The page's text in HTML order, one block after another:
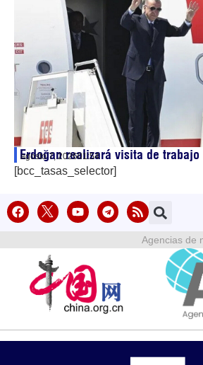
Erdoğan realizará visita de
agosto 7, 202601:54
[bcc_tasas_selector]
Agencias de